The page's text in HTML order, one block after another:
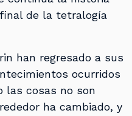
de la tetralogía
han regresado a sus
ocurridos
las cosas no son
ha cambiado, y